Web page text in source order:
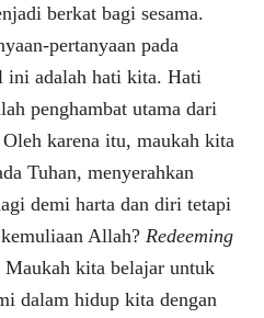
berkat bagi sesama.
pertanyaan pada
ini adalah hati kita. Hati
penghambat utama dari
karena itu, maukah kita
Tuhan, menyerahkan
demi harta dan diri tetapi
Allah? Redeeming
Maukah kita belajar untuk
dalam hidup kita dengan